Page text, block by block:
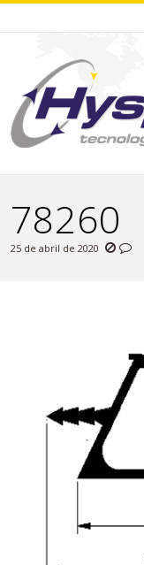
78260
25 de abril de 2020